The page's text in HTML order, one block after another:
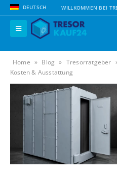
DEUTSCH WILLKOMMEN BEI
Home » Blog » Tresorratgeber
Kosten & Ausstattung